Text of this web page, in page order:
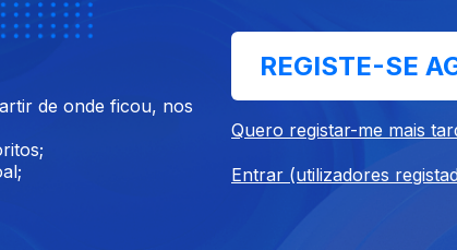
de 1976 agora editado. Ouve-se "Chattanooga
de onde ficou, nos
REGISTE-SE
Quero registar-me mais
Entrar (utilizadores